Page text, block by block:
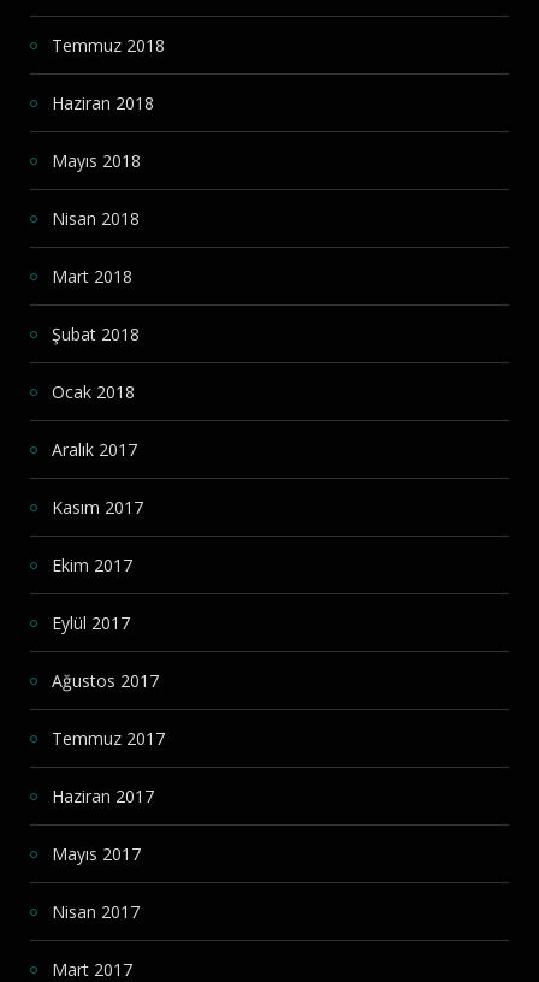
Temmuz 2018
Haziran 2018
Mayıs 2018
Nisan 2018
Mart 2018
Şubat 2018
Ocak 2018
Aralık 2017
Kasım 2017
Ekim 2017
Eylül 2017
Ağustos 2017
Temmuz 2017
Haziran 2017
Mayıs 2017
Nisan 2017
Mart 2017